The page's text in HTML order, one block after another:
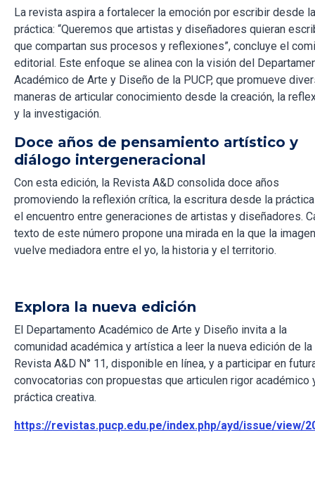
La revista aspira a fortalecer la emoción por escribir desde la
práctica: “Queremos que artistas y diseñadores quieran
que compartan sus procesos y reflexiones”, concluye el
editorial. Este enfoque se alinea con la visión del
Académico de Arte y Diseño de la PUCP, que promueve
maneras de articular conocimiento desde la creación, la
y la investigación.
Doce años de pensamiento artístico y
diálogo intergeneracional
Con esta edición, la Revista A&D consolida doce años
promoviendo la reflexión crítica, la escritura desde la
el encuentro entre generaciones de artistas y diseñadores.
texto de este número propone una mirada en la que la
vuelve mediadora entre el yo, la historia y el territorio.
Explora la nueva edición
El Departamento Académico de Arte y Diseño invita a la
comunidad académica y artística a leer la nueva edición de la
Revista A&D N° 11, disponible en línea, y a participar en
convocatorias con propuestas que articulen rigor académico
práctica creativa.
https://revistas.pucp.edu.pe/index.php/ayd/issue/view/